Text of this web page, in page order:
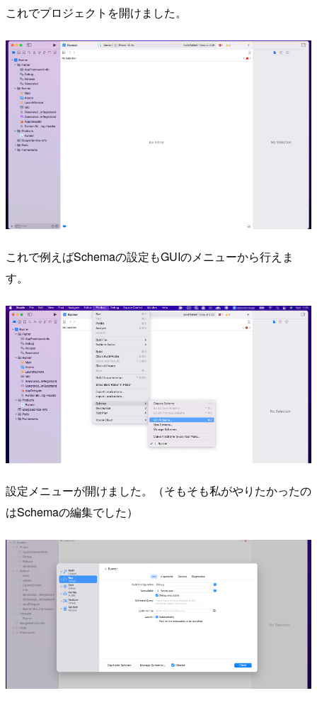
これでプロジェクトを開けました。
これで例えばSchemaの設定もGUIのメニューから行えま
す。
設定メニューが開けました。（そもそも私がやりたかったの
はSchemaの編集でした）